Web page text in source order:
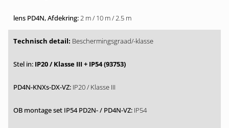
2 m / 10 m / 2.5 m
Beschermingsgraad/-klasse
IP20 / Klasse III + IP54 (93753)
IP20 / Klasse III
IP54